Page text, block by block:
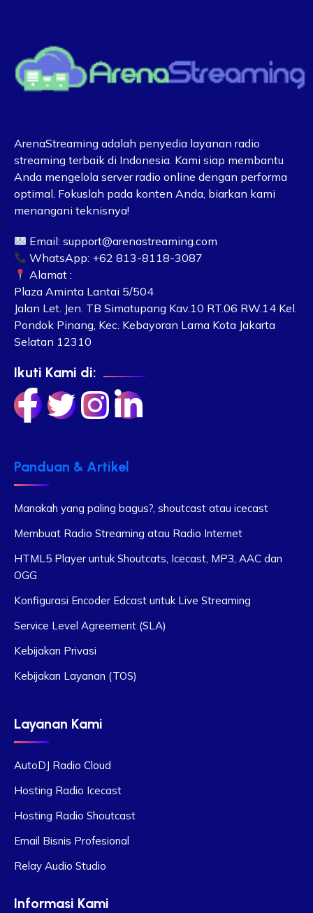
ArenaStreaming adalah penyedia layanan radio
streaming terbaik di Indonesia. Kami siap membantu
Anda mengelola server radio online dengan performa
optimal. Fokuslah pada konten Anda, biarkan kami
menangani teknisnya!
Email:support@arenastreaming.com
WhatsApp: +62 813-8118-3087
Alamat :
Plaza Aminta Lantai 5/504
Jalan Let. Jen. TB Simatupang Kav.10 RT.06 RW.14 Kel.
Pondok Pinang, Kec. Kebayoran Lama Kota Jakarta
Selatan 12310
Ikuti Kami di:
Panduan & Artikel
Manakah yang paling bagus?, shoutcast atau icecast
Membuat Radio Streaming atau Radio Internet
HTML5 Player untuk Shoutcats, Icecast, MP3, AAC dan
OGG
Konfigurasi Encoder Edcast untuk Live Streaming
Service Level Agreement (SLA)
Kebijakan Privasi
Kebijakan Layanan (TOS)
Layanan Kami
AutoDJ Radio Cloud
Hosting Radio Icecast
Hosting Radio Shoutcast
Email Bisnis Profesional
Relay Audio Studio
Informasi Kami